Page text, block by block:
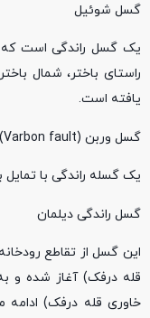
گسل شوئیل
یک گسل راندگی است که
راستای باختر، شمال
یافته است.
گسل وربن (Varbon fault)
یک گسله راندگی با
گسل راندگی دیلمان
این گسل از تقاطع
قله درفک) آغاز شده و
خاوری قله درفک) ادامه